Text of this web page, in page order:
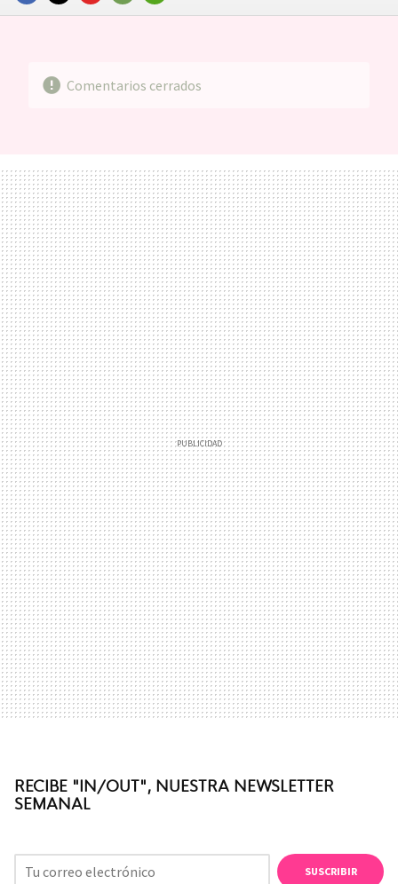
FACEBOOKTWITTERFLIPBOARD
E-
WHATSAPP
Comentarios cerrados
RECIBE "IN/OUT", NUESTRA NEWSLETTER
SEMANAL
SUSCRIBIR